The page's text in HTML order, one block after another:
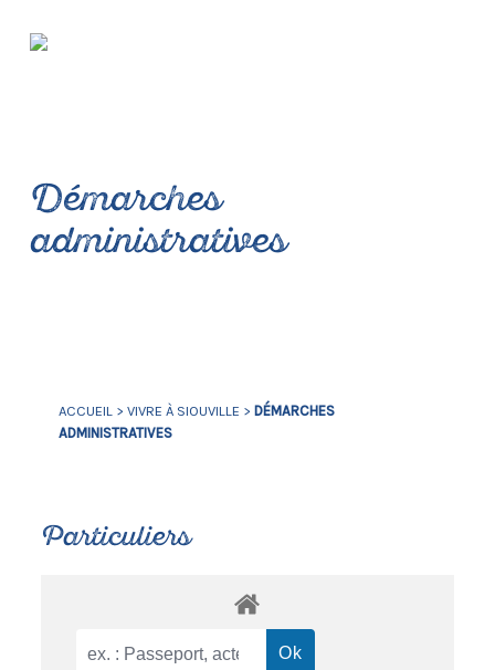
Démarches
administratives
ACCUEIL > VIVRE À SIOUVILLE > DÉMARCHES
ADMINISTRATIVES
Particuliers